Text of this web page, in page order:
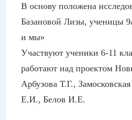
В основу положена
Базановой Лизы, ученицы
и мы»
Участвуют ученики 6-11
работают над проектом
Арбузова Т.Г.,
Е.И., Белов И.Е.